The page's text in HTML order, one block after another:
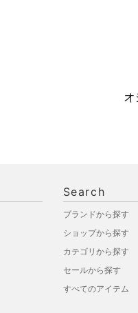
Search
ブランドから探す
ショップから探す
カテゴリから探す
セールから探す
すべてのアイテム